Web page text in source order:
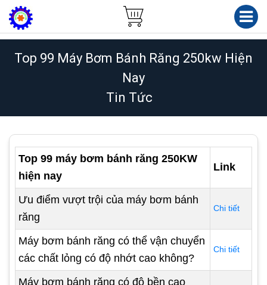
Top 99 Máy Bơm Bánh Răng 250kw Hiện
Nay
Tin Tức
Top 99 máy bơm bánh răng 250KW
hiện nay
Link
Ưu điểm vượt trội của máy bơm bánh
răng
Chi tiết
Máy bơm bánh răng có thể vận chuyển
các chất lỏng có độ nhớt cao không?
Chi tiết
Máy bơm bánh răng có độ bền cao